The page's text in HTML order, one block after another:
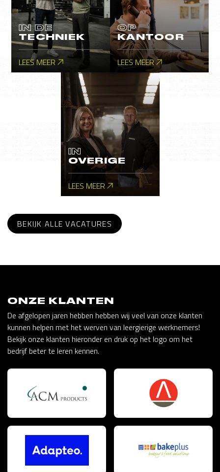
IN DE
TECHNIEK
LEES MEER
OP
KANTOOR
LEES MEER
IN
OVERIGE
LEES MEER
BEKIJK ALLE VACATURES
ONZE KLANTEN
De afgelopen jaren hebben hebben wij veel van onze klanten
kunnen helpen met het werven van leergierige werknemers!
Bekijk onze klanten hieronder en druk op het logo om het
bedrijf beter te leren kennen.